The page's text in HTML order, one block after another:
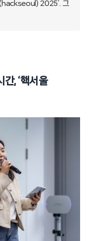
2025’. 그
, ‘핵서울